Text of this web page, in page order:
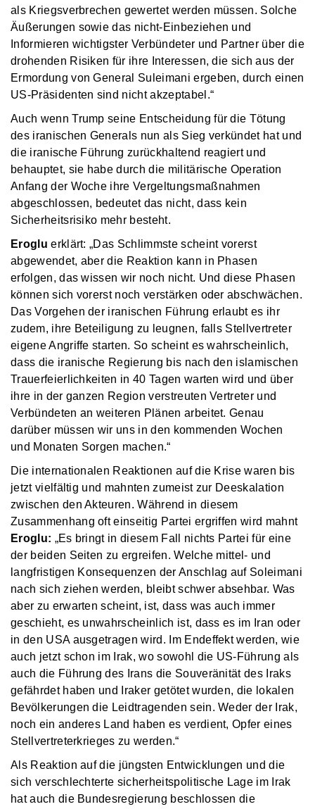
als Kriegsverbrechen gewertet werden müssen. Solche
Äußerungen sowie das nicht-Einbeziehen und
Informieren wichtigster Verbündeter und Partner über die
drohenden Risiken für ihre Interessen, die sich aus der
Ermordung von General Suleimani ergeben, durch einen
US-Präsidenten sind nicht akzeptabel.“
Auch wenn Trump seine Entscheidung für die Tötung
des iranischen Generals nun als Sieg verkündet hat und
die iranische Führung zurückhaltend reagiert und
behauptet, sie habe durch die militärische Operation
Anfang der Woche ihre Vergeltungsmaßnahmen
abgeschlossen, bedeutet das nicht, dass kein
Sicherheitsrisiko mehr besteht.
Erogluerklärt: „Das Schlimmste scheint vorerst
abgewendet, aber die Reaktion kann in Phasen
erfolgen, das wissen wir noch nicht. Und diese Phasen
können sich vorerst noch verstärken oder abschwächen.
Das Vorgehen der iranischen Führung erlaubt es ihr
zudem, ihre Beteiligung zu leugnen, falls Stellvertreter
eigene Angriffe starten. So scheint es wahrscheinlich,
dass die iranische Regierung bis nach den islamischen
Trauerfeierlichkeiten in 40 Tagen warten wird und über
ihre in der ganzen Region verstreuten Vertreter und
Verbündeten an weiteren Plänen arbeitet. Genau
darüber müssen wir uns in den kommenden Wochen
und Monaten Sorgen machen.“
Die internationalen Reaktionen auf die Krise waren bis
jetzt vielfältig und mahnten zumeist zur Deeskalation
zwischen den Akteuren. Während in diesem
Zusammenhang oft einseitig Partei ergriffen wird mahnt
Eroglu: „Es bringt in diesem Fall nichts Partei für eine
der beiden Seiten zu ergreifen. Welche mittel- und
langfristigen Konsequenzen der Anschlag auf Soleimani
nach sich ziehen werden, bleibt schwer absehbar. Was
aber zu erwarten scheint, ist, dass was auch immer
geschieht, es unwahrscheinlich ist, dass es im Iran oder
in den USA ausgetragen wird. Im Endeffekt werden, wie
auch jetzt schon im Irak, wo sowohl die US-Führung als
auch die Führung des Irans die Souveränität des Iraks
gefährdet haben und Iraker getötet wurden, die lokalen
Bevölkerungen die Leidtragenden sein. Weder der Irak,
noch ein anderes Land haben es verdient, Opfer eines
Stellvertreterkrieges zu werden.“
Als Reaktion auf die jüngsten Entwicklungen und die
sich verschlechterte sicherheitspolitische Lage im Irak
hat auch die Bundesregierung beschlossen die